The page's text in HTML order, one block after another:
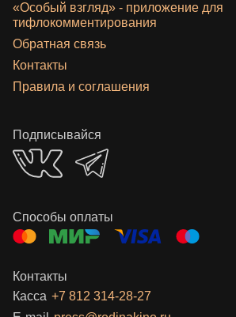
«‎Особый взгляд» - приложение для
тифлокомментирования
Обратная связь
Контакты
Правила и соглашения
Подписывайся
Способы оплаты
Контакты
Касса +7 812 314-28-27